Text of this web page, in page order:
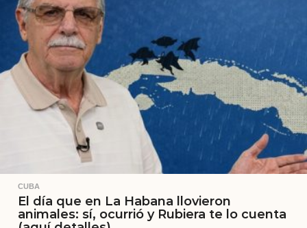
CUBA
El día que en La Habana llovieron
animales: sí, ocurrió y Rubiera te lo cuenta